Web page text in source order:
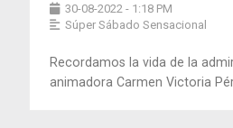
30-08-2022 - 1:18 PM
Súper Sábado Sensacional
Recordamos la vida de la
animadora Carmen Victoria